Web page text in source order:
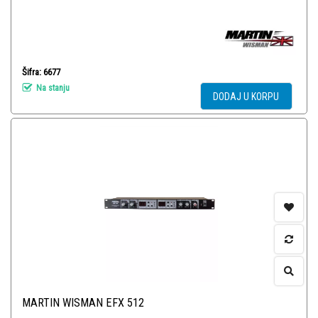
Šifra: 6677
Na stanju
DODAJ U KORPU
MARTIN WISMAN EFX 512